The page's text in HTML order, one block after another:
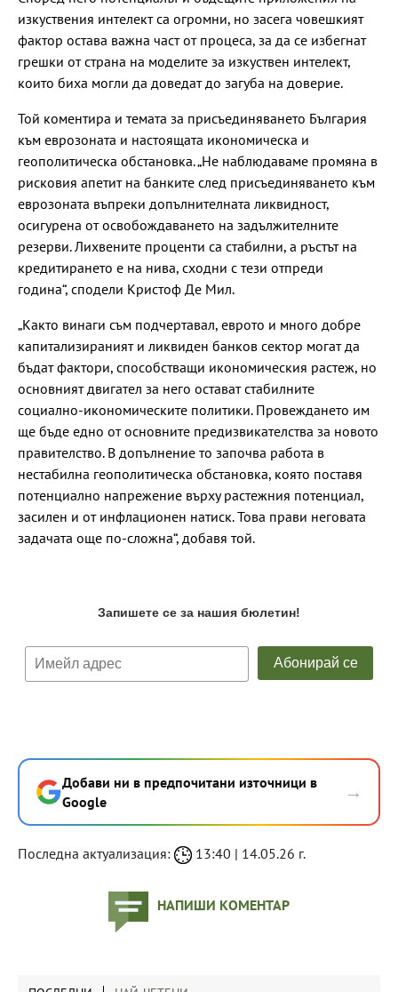
изкуствения интелект са огромни, но засега човешкият
фактор остава важна част от процеса, за да се избегнат
грешки от страна на моделите за изкуствен интелект,
които биха могли да доведат до загуба на доверие.
Той коментира и темата за присъединяването България
към еврозоната и настоящата икономическа и
геополитическа обстановка. „Не наблюдаваме промяна в
рисковия апетит на банките след присъединяването към
еврозоната въпреки допълнителната ликвидност,
осигурена от освобождаването на задължителните
резерви. Лихвените проценти са стабилни, а ръстът на
кредитирането е на нива, сходни с тези отпреди
година“, сподели Кристоф Де Мил.
„Както винаги съм подчертавал, еврото и много добре
капитализираният и ликвиден банков сектор могат да
бъдат фактори, способстващи икономическия растеж, но
основният двигател за него остават стабилните
социално-икономическите политики. Провеждането им
ще бъде едно от основните предизвикателства за новото
правителство. В допълнение то започва работа в
нестабилна геополитическа обстановка, която поставя
потенциално напрежение върху растежния потенциал,
засилен и от инфлационен натиск. Това прави неговата
задачата още по-сложна“, добавя той.
Добави ни в предпочитани източници в
Google
→
Последна актуализация: 13:40 | 14.05.26 г.
НАПИШИ КОМЕНТАР